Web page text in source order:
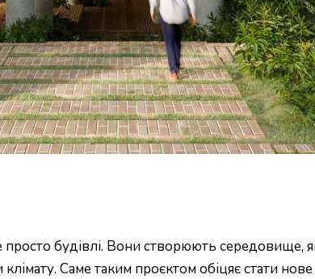
просто будівлі. Вони створюють середовище,
клімату. Саме таким проєктом обіцяє стати